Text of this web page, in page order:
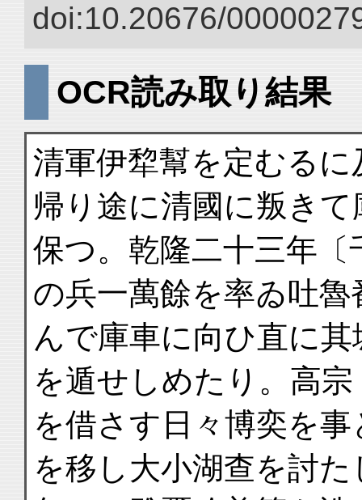
doi:10.20676/
OCR読み取り結果
清軍伊犂幫を定むる
帰り途に清國に叛きて
保つ。乾隆二十三年
の兵一萬餘を率ゐ吐魯
んで庫車に向ひ直に
を遁せしめたり。高宗
を借さす日々博奕を
を移し大小湖查を討た